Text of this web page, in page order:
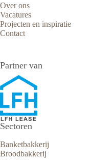
Over ons
Vacatures
Projecten en inspiratie
Contact
Partner van
Sectoren
Banketbakkerij
Broodbakkerij